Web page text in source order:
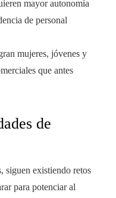
mayor autonomía
de personal
mujeres, jóvenes y
que antes
de
siguen existiendo retos
para potenciar al